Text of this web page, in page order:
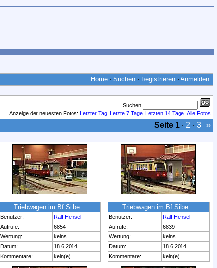
Home · Suchen · Registrieren · Anmelden
Suchen
Anzeige der neuesten Fotos: Letzter Tag Letzte 7 Tage Letzten 14 Tage Alle Fotos
Seite 1 · 2 · 3 »
Triebwagen im Bf Silbe...
Benutzer:
Ralf Hensel
Aufrufe:
6854
Wertung:
keins
Datum:
18.6.2014
Kommentare:
kein(e)
Triebwagen im Bf Silbe...
Benutzer:
Ralf Hensel
Aufrufe:
6839
Wertung:
keins
Datum:
18.6.2014
Kommentare:
kein(e)